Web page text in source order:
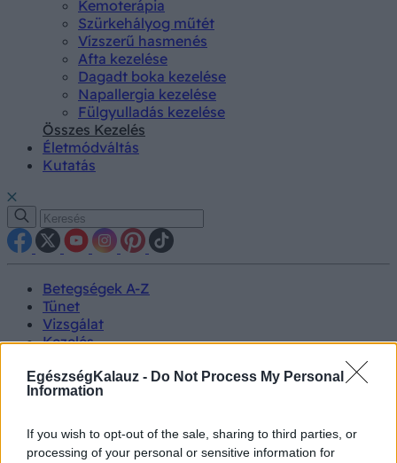
EgészségKalauz - Do Not Process My Personal
Information
If you wish to opt-out of the sale, sharing to third parties, or
processing of your personal or sensitive information for
Kemoterápia
Szürkehályog műtét
Vízszerű hasmenés
Afta kezelése
Dagadt boka kezelése
Napallergia kezelése
Fülgyulladás kezelése
Összes Kezelés
Életmódváltás
Kutatás
Betegségek A-Z
Tünet
Vizsgálat
Kezelés
Kutatás
Prevenció
Videók
Kisállatok egészsége